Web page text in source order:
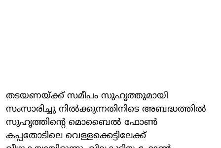
തടയണയ്ക്ക് സമീപം സുഹൃത്തുമായി
സംസാരിച്ചു നിൽക്കുന്നതിനിടെ അബദ്ധത്തിൽ
സുഹൃത്തിന്റെ മൊബൈൽ ഫോൺ
കപ്പതോടിലെ വെള്ളക്കെട്ടിലേക്ക്